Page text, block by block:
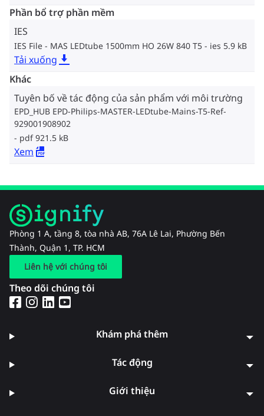
Phần bổ trợ phần mềm
IES
IES File - MAS LEDtube 1500mm HO 26W 840 T5 ies 5.9 kB
Tải xuống
Khác
Tuyên bố về tác động của sản phẩm với môi trường
EPD_HUB EPD-Philips-MASTER-LEDtube-Mains-T5-Ref-
929001908902
pdf 921.5 kB
Xem
Phòng 1 A, tầng 8, tòa nhà AB, 76A Lê Lai, Phường Bến
Thành, Quận 1, TP. HCM
Liên hệ với chúng tôi
Theo dõi chúng tôi
Khám phá thêm
Tác động
Giới thiệu